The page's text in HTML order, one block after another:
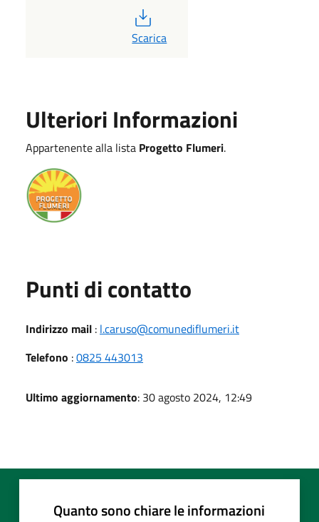
PDF
Scarica
Ulteriori Informazioni
Appartenente alla lista Progetto Flumeri.
Punti di contatto
Indirizzo mail : l.caruso@comunediflumeri.it
Telefono :0825 443013
Ultimo aggiornamento: 30 agosto 2024, 12:49
Quanto sono chiare le informazioni